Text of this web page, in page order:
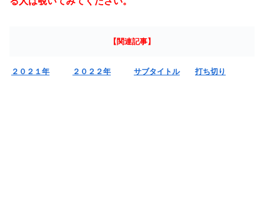
【関連記事】
２０２１年 ２０２２年 サブタイトル 打ち切り